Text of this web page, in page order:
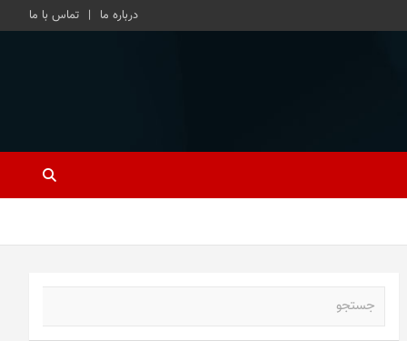
درباره ما تماس با ما